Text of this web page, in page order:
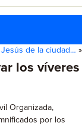
Jesús de la ciudad… »
los víveres
Organizada,
por los